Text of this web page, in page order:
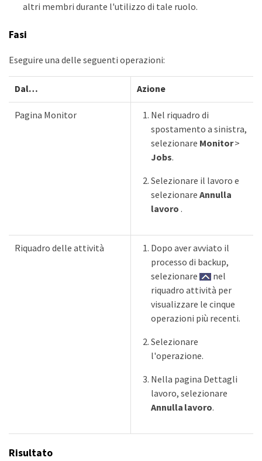
altri membri durante l'utilizzo di tale ruolo.
Fasi
Eseguire una delle seguenti operazioni:
Dal…​ Azione
Pagina Monitor
Nel riquadro di
spostamento a sinistra,
selezionare Monitor>
Jobs.
Selezionare il lavoro e
selezionare Annulla
lavoro .
Riquadro delle attività
Dopo aver avviato il
processo di backup,
selezionare
nel
riquadro attività per
visualizzare le cinque
operazioni più recenti.
Selezionare
l'operazione.
Nella pagina Dettagli
lavoro, selezionare
Annulla lavoro.
Risultato